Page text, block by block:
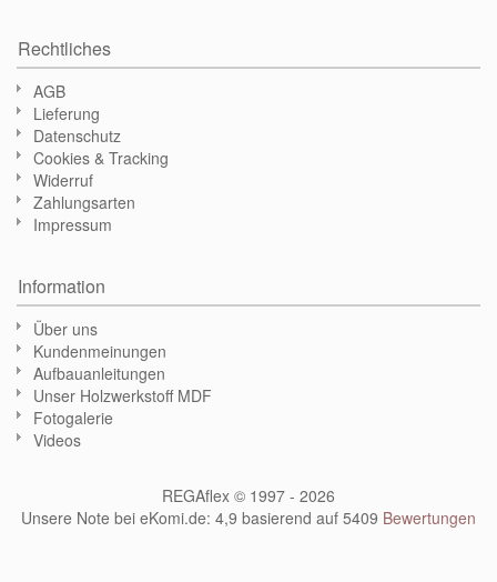
Rechtliches
AGB
Lieferung
Datenschutz
Cookies & Tracking
Widerruf
Zahlungsarten
Impressum
Information
Über uns
Kundenmeinungen
Aufbauanleitungen
Unser Holzwerkstoff MDF
Fotogalerie
Videos
REGAflex © 1997 - 2026
Unsere Note bei eKomi.de: 4,9 basierend auf 5409 Bewertungen